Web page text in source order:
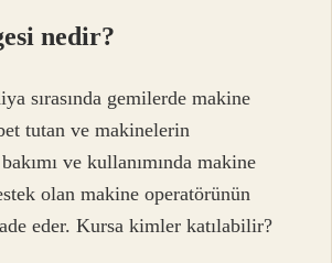
nedir?
sırasında gemilerde makine
tutan ve makinelerin
bakımı ve kullanımında makine
olan makine operatörünün
eder. Kursa kimler katılabilir?